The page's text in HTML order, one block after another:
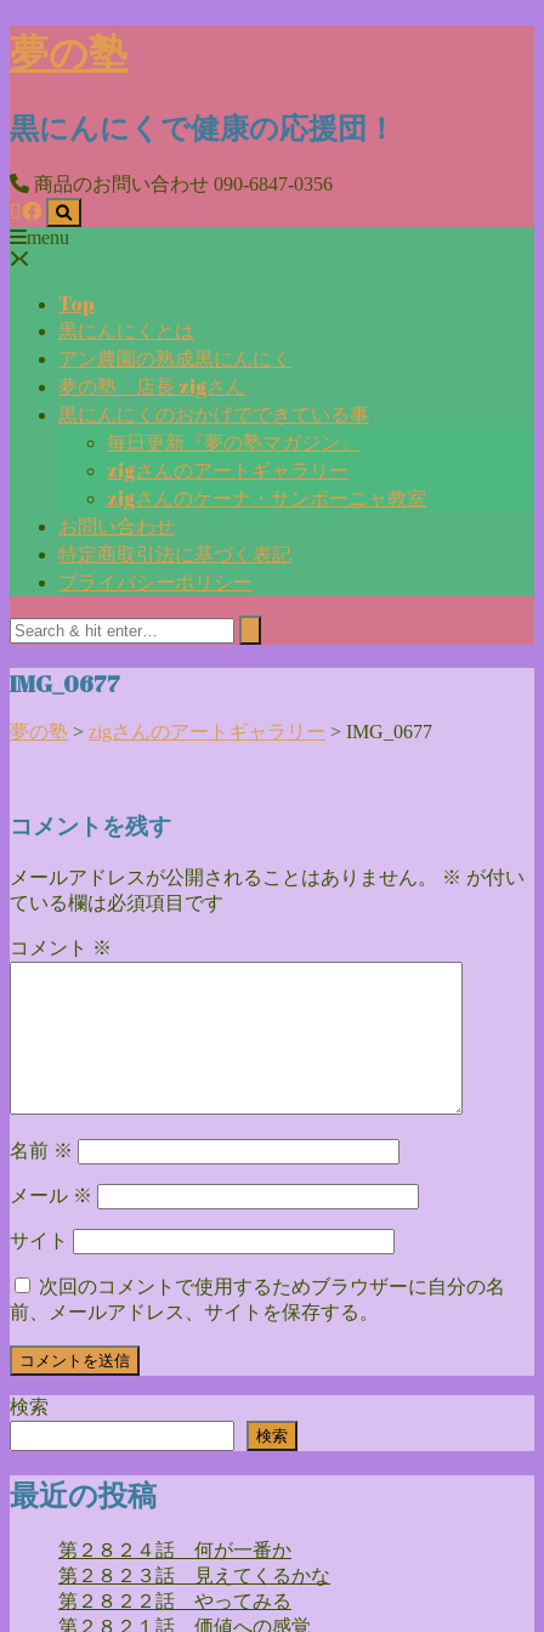
Skip
to
content
夢の塾
黒にんにくで健康の応援団！
商品のお問い合わせ 090-6847-0356
menu
Top
黒にんにくとは
アン農園の熟成黒にんにく
夢の塾 店長 zigさん
黒にんにくのおかげでできている事
毎日更新『夢の塾マガジン』
zigさんのアートギャラリー
zigさんのケーナ・サンポーニャ教室
お問い合わせ
特定商取引法に基づく表記
プライバシーポリシー
IMG_0677
夢の塾 > zigさんのアートギャラリー > IMG_0677
コメントを残す
メールアドレスが公開されることはありません。 ※ が付い
ている欄は必須項目です
コメント ※
名前 ※
メール ※
サイト
次回のコメントで使用するためブラウザーに自分の名
前、メールアドレス、サイトを保存する。
検索
検索
最近の投稿
第２８２４話 何が一番か
第２８２３話 見えてくるかな
第２８２２話 やってみる
第２８２１話 価値への感覚